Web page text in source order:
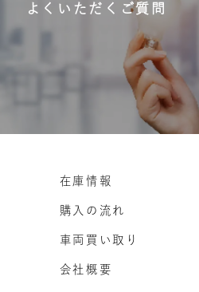
よくいただくご質問
在庫情報
購入の流れ
車両買い取り
会社概要